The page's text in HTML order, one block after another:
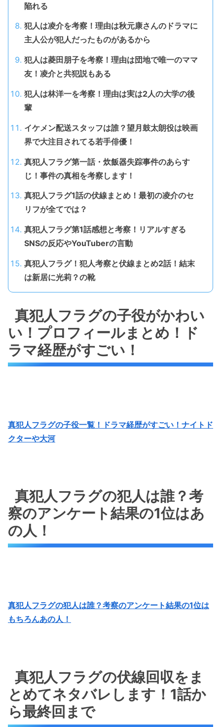
陥れる
犯人は凌介を考察！理由は秋元康さんのドラマに
主人公が犯人だったものがあるから
犯人は菱田朋子を考察！理由は団地で唯一のママ
友！凌介と共犯説もある
犯人は林洋一を考察！理由は実は2人の大学の後
輩
イケメン配送スタッフは誰？望月鼓太朗役は映画
界で大注目されてる若手俳優！
真犯人フラグ第一話・炊飯器失踪事件のあらす
じ！事件の真相を考察します！
真犯人フラグ1話の伏線まとめ！最初の凌介のセ
リフが全てでは？
真犯人フラグ第1話感想と考察！リアルすぎる
SNSの反応やYouTuberの言動
真犯人フラグ！犯人考察と伏線まとめ2話！結末
は新居に光莉？の靴
真犯人フラグの子役がかわい
い！プロフィールまとめ！ド
ラマ経歴がすごい！
真犯人フラグの子役一覧！ドラマ経歴がすごい！ナイトド
クターや大河
真犯人フラグの犯人は誰？考
察のアンケート結果の1位はあ
の人！
真犯人フラグの犯人は誰？考察のアンケート結果の1位は
もちろんあの人！
真犯人フラグの伏線回収をま
とめてネタバレします！1話か
ら最終回まで